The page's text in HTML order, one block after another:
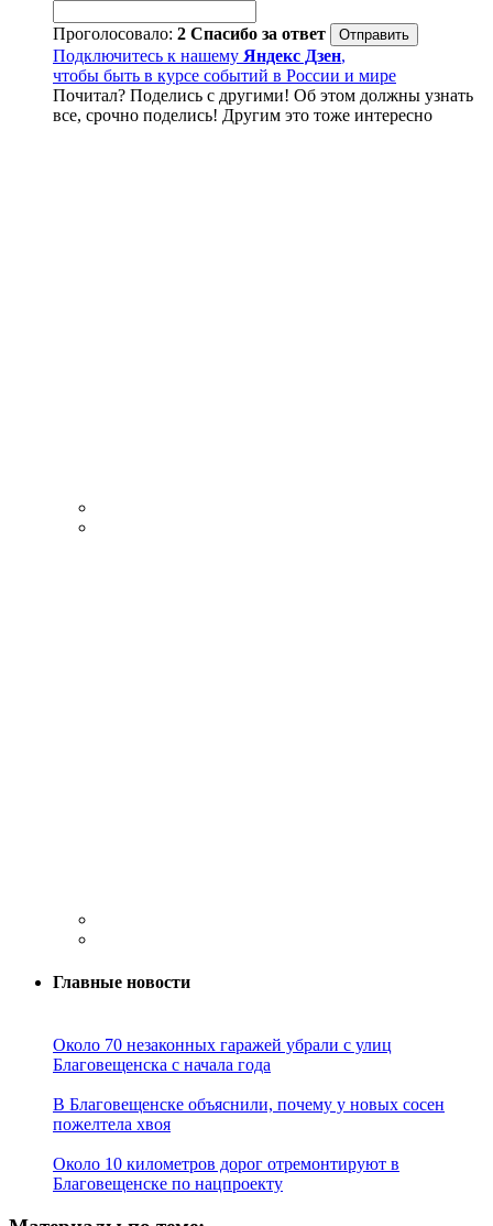
Проголосовало: 2 Спасибо за ответ
Подключитесь к нашему Яндекс Дзен,
чтобы быть в курсе событий в России и мире
Почитал? Поделись с другими! Об этом должны узнать
все, срочно поделись! Другим это тоже интересно
Главные новости
Около 70 незаконных гаражей убрали с улиц
Благовещенска с начала года
В Благовещенске объяснили, почему у новых сосен
пожелтела хвоя
Около 10 километров дорог отремонтируют в
Благовещенске по нацпроекту